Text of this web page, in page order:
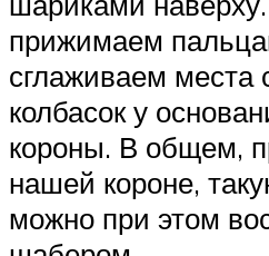
прижимаем
сглаживаем места
колбасок у
короны. В общем,
нашей короне,
можно при этом